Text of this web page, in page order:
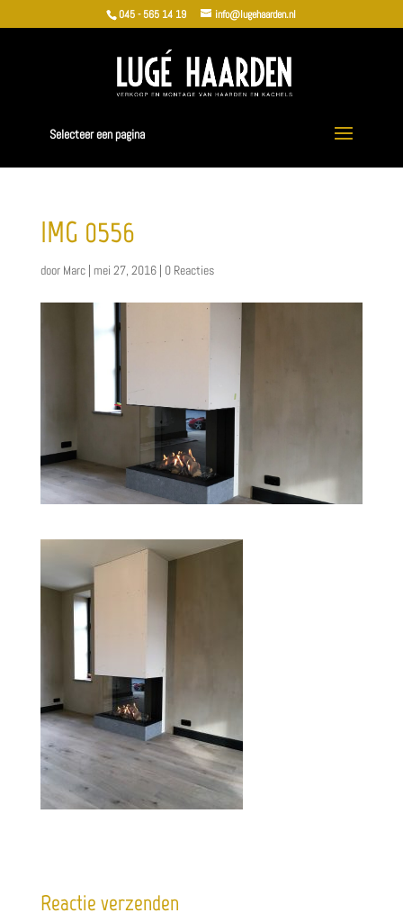
045 - 565 14 19 info@lugehaarden.nl
Selecteer een pagina
IMG_0556
door Marc| mei 27, 2016| 0 Reacties
Reactie verzenden